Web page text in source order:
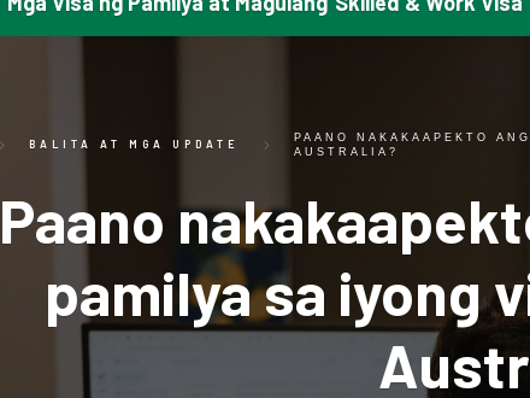
请問需要帮助吗？我们可以提供中文
¿Necesitas ayuda con tu visa? Podemos
BALITA AT MGA UPDATE
PAANO NAKAKAAPEKTO
AUSTRALIA?
Paano
pamilya sa iyong